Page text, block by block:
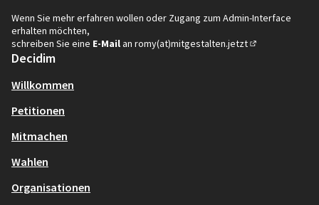
Wenn Sie mehr erfahren wollen oder Zugang zum Admin-Interface
erhalten möchten,
schreiben Sie eine E-Mailan romy(at)mitgestalten.jetzt
Decidim
Willkommen
Petitionen
Mitmachen
Wahlen
Organisationen